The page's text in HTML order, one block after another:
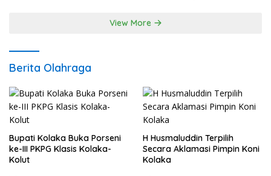
View More
Berita Olahraga
Bupati Kolaka Buka Porseni
ke-III PKPG Klasis Kolaka-
Kolut
H Husmaluddin Terpilih
Secara Aklamasi Pimpin Koni
Kolaka